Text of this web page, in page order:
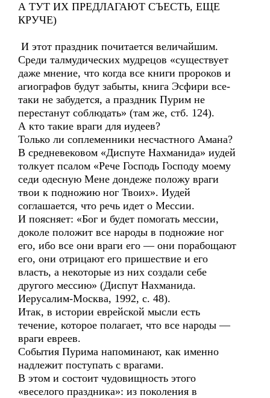
А ТУТ ИХ ПРЕДЛАГАЮТ СЪЕСТЬ, ЕЩЕ
КРУЧЕ)
И этот праздник почитается величайшим.
Среди талмудических мудрецов «существует
даже мнение, что когда все книги пророков и
агиографов будут забыты, книга Эсфири все-
таки не забудется, а праздник Пурим не
перестанут соблюдать» (там же, стб. 124).
А кто такие враги для иудеев?
Только ли соплеменники несчастного Амана?
В средневековом «Диспуте Нахманида» иудей
толкует псалом «Рече Господь Господу моему
седи одесную Мене дондеже положу враги
твои к подножию ног Твоих». Иудей
соглашается, что речь идет о Мессии.
И поясняет: «Бог и будет помогать мессии,
доколе положит все народы в подножие ног
его, ибо все они враги его — они порабощают
его, они отрицают его пришествие и его
власть, а некоторые из них создали себе
другого мессию» (Диспут Нахманида.
Иерусалим-Москва, 1992, с. 48).
Итак, в истории еврейской мысли есть
течение, которое полагает, что все народы —
враги евреев.
События Пурима напоминают, как именно
надлежит поступать с врагами.
В этом и состоит чудовищность этого
«веселого праздника»: из поколения в